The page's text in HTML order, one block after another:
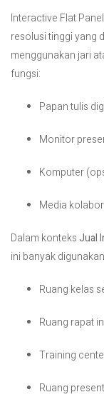
Interactive Flat
resolusi tinggi yang
menggunakan jari
fungsi:
Papan tulis
Monitor
Komputer
Media
Dalam konteksJual
ini banyak
Ruang kelas
Ruang rapat
Training
Ruang